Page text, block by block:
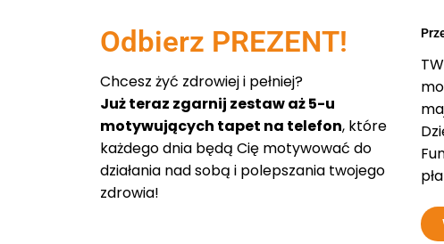
Odbierz PREZENT!
Chcesz żyć zdrowiej i pełniej?
Już teraz zgarnij zestaw aż 5-u
motywujących tapet na telefon, które
każdego dnia będą Cię motywować do
działania nad sobą i polepszania twojego
zdrowia!